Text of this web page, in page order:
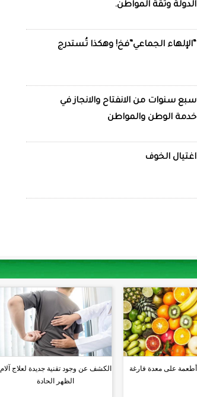
الدولة وثقة المواطن.
“الإلهاء الجماعي”فخ! وهكذا تُستدرج
سبع سنوات من الانفتاح والانجاز في
خدمة الوطن والمواطن
اغتيال الخوف
الكشف عن وجود تقنية جديدة لعلاج آلام
الظهر الحادة